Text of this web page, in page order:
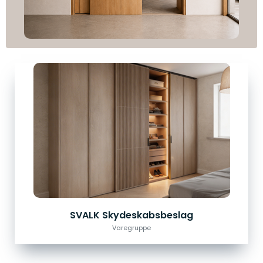
SVALK Skydeskabsbeslag
Varegruppe